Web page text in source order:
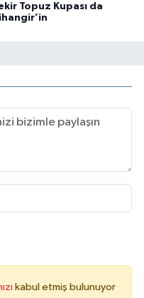
Topuz Kupası da
kabul etmiş bulunuyor